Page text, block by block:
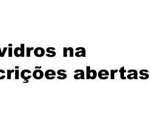
na
abertas